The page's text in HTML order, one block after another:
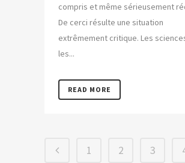
compris et même sérieusement
De cerci résulte une situation
extrêmement critique. Les
les...
READ MORE
1 2 3